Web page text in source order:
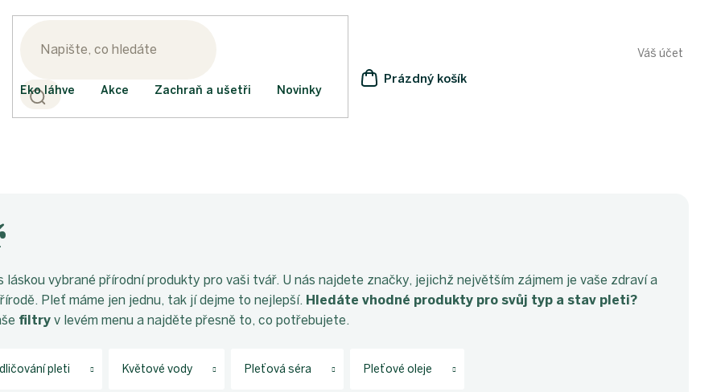
Váš účet
NÁKUPNÍ
Prázdný košík
Eko láhve Akce Zachraň a ušetři Novinky
láskou vybrané přírodní produkty pro vaši tvář. U nás najdete značky, jejichž největším zájmem je vaše zdraví a
Pleť máme jen jednu, tak jí dejme to nejlepší. Hledáte vhodné produkty pro svůj typ a stav pleti?
filtry v levém menu a najděte přesně to, co potřebujete.
pleti Květové vody Pleťová séra Pleťové oleje